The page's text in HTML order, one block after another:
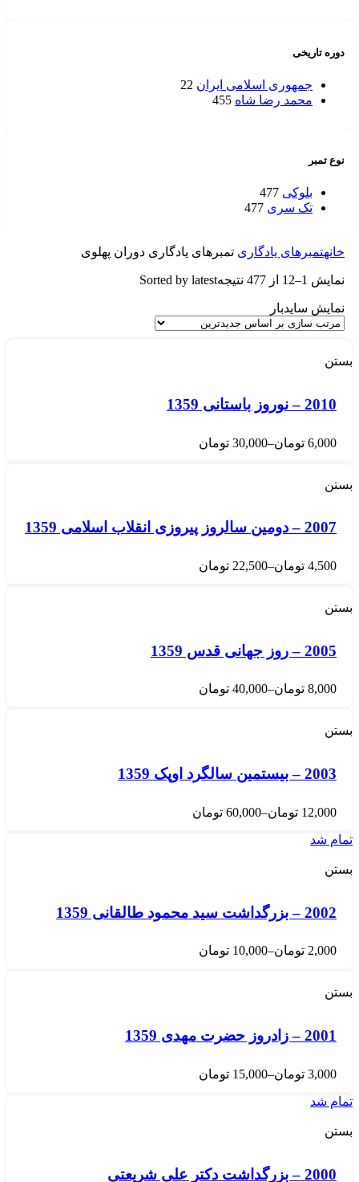
دوره تاریخی
جمهوری اسلامی ایران 22
محمد رضا شاه 455
نوع تمبر
بلوکی 477
تک سری 477
خانهتمبرهای یادگاری تمبرهای یادگاری دوران پهلوی
نمایش 1–12 از 477 نتیجه Sorted by latest
نمایش سایدبار
بستن
2010 – نوروز باستانی 1359
6,000 تومان–
30,000 تومان
بستن
2007 – دومین سالروز پیروزی انقلاب اسلامی 1359
4,500 تومان–
22,500 تومان
بستن
2005 – روز جهانی قدس 1359
8,000 تومان–
40,000 تومان
بستن
2003 – بیستمین سالگرد اوپک 1359
12,000 تومان–
60,000 تومان
تمام شد
بستن
2002 – بزرگداشت سید محمود طالقانی 1359
2,000 تومان–
10,000 تومان
بستن
2001 – زادروز حضرت مهدی 1359
3,000 تومان–
15,000 تومان
تمام شد
بستن
2000 – بزرگداشت دکتر علی شریعتی